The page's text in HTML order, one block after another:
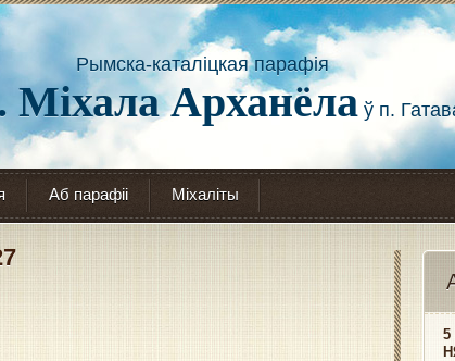
Рымска-каталіцкая парафія
Міхала Арханёла ў п.
Аб парафіі Міхаліты
5